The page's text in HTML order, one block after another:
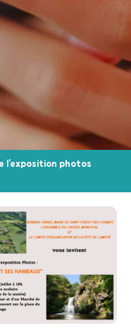
l’exposition photos